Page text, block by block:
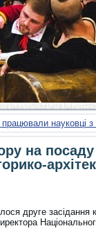
працювали науковці
на
друге засідання